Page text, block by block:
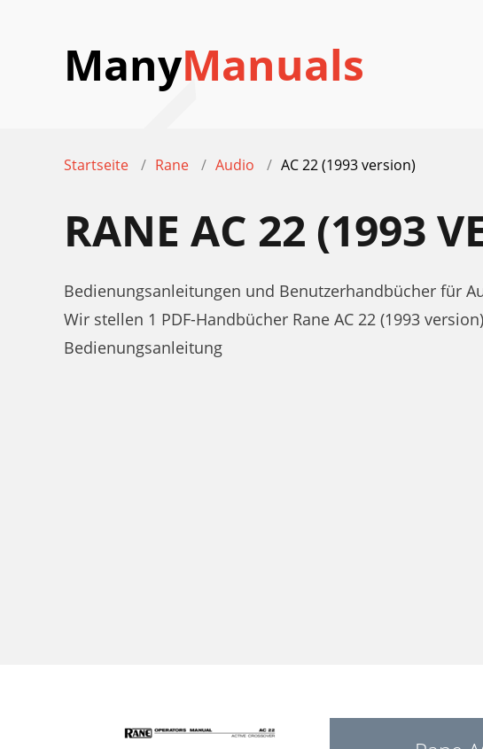
ManyManuals
Startseite Rane Audio AC 22 (1993 version)
RANE AC 22 (1993
Bedienungsanleitungen und Benutzerhandbücher für
Wir stellen 1 PDF-Handbücher Rane AC 22 (1993
Bedienungsanleitung